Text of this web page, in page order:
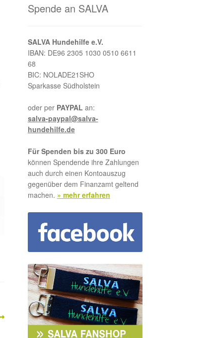
Spende an SALVA
SALVA Hundehilfe e.V.
IBAN: DE96 2305 1030 0510 6611
68
BIC: NOLADE21SHO
Sparkasse Südholstein
oder per PAYPAL an:
salva-paypal@salva-
hundehilfe.de
Für Spenden bis zu 300 Euro
können Spendende ihre Zahlungen
auch durch einen Kontoauszug
gegenüber dem Finanzamt geltend
machen. » mehr erfahren